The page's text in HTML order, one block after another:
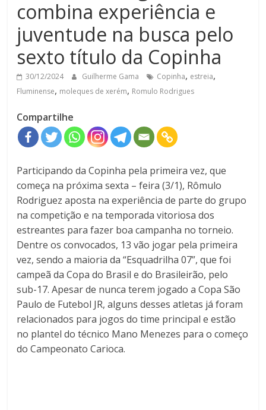
combina experiência e
juventude na busca pelo
sexto título da Copinha
30/12/2024 Guilherme Gama Copinha, estreia,
Fluminense, moleques de xerém, Romulo Rodrigues
Compartilhe
Participando da Copinha pela primeira vez, que
começa na próxima sexta – feira (3/1), Rômulo
Rodriguez aposta na experiência de parte do grupo
na competição e na temporada vitoriosa dos
estreantes para fazer boa campanha no torneio.
Dentre os convocados, 13 vão jogar pela primeira
vez, sendo a maioria da “Esquadrilha 07”, que foi
campeã da Copa do Brasil e do Brasileirão, pelo
sub-17. Apesar de nunca terem jogado a Copa São
Paulo de Futebol JR, alguns desses atletas já foram
relacionados para jogos do time principal e estão
no plantel do técnico Mano Menezes para o começo
do Campeonato Carioca.